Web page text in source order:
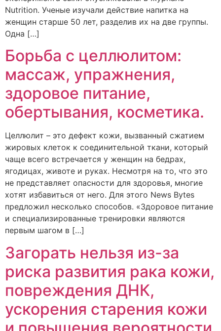
Nutrition. Ученые изучали действие напитка на
женщин старше 50 лет, разделив их на две группы.
Одна […]
Борьба с целлюлитом:
массаж, упражнения,
здоровое питание,
обертывания, косметика.
Целлюлит – это дефект кожи, вызванный сжатием
жировых клеток к соединительной ткани, который
чаще всего встречается у женщин на бедрах,
ягодицах, животе и руках. Несмотря на то, что это
не представляет опасности для здоровья, многие
хотят избавиться от него. Для этого News Bytes
предложил несколько способов. «Здоровое питание
и специализированные тренировки являются
первым шагом в […]
Загорать нельзя из-за
риска развития рака кожи,
повреждения ДНК,
ускорения старения кожи